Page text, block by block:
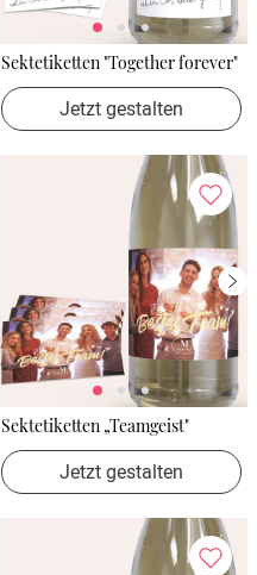
Sektetiketten "Together forever"
Jetzt gestalten
Sektetiketten „Teamgeist"
Jetzt gestalten